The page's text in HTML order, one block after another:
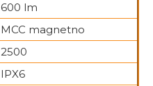
600 lm
MCC magnetno
2500
IPX6